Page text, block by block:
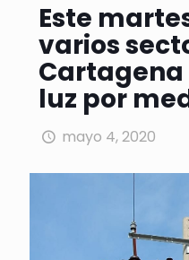
Este
varios
luz por
mayo 4, 2020